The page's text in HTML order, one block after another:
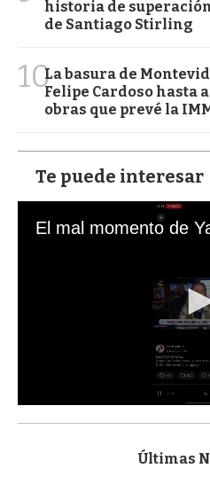
historia de
de Santiago Stirling
10La basura de
Felipe Cardoso hasta
obras que prevé la
Te puede interesar
s
Últimas